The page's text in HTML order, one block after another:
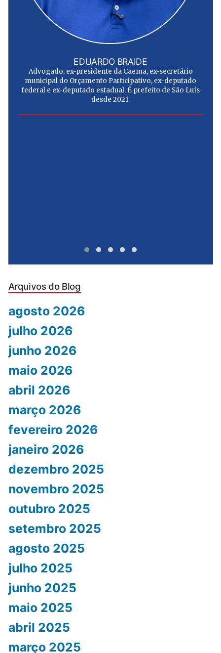
EDUARDO BRAIDE
Advogado, ex-presidente da Caema, ex-secretário
municipal do Orçamento Participativo, ex-deputado
federal e ex-deputado estadual. É prefeito de São Luís
desde 2021.
Arquivos do Blog
agosto 2026
julho 2026
junho 2026
maio 2026
abril 2026
março 2026
fevereiro 2026
janeiro 2026
dezembro 2025
novembro 2025
outubro 2025
setembro 2025
agosto 2025
julho 2025
junho 2025
maio 2025
abril 2025
março 2025